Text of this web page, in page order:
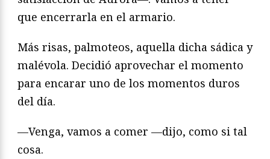
que encerrarla en el armario.
Más risas, palmoteos, aquella dicha sádica y
malévola. Decidió aprovechar el momento
para encarar uno de los momentos duros
del día.
—Venga, vamos a comer —dijo, como si tal
cosa.